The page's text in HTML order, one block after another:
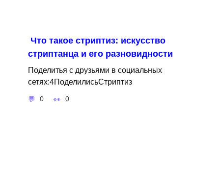
Что такое стриптиз: искусство
стриптанца и его разновидности
Поделитья с друзьями в социальных
сетях:4ПоделилисьСтриптиз
0 0